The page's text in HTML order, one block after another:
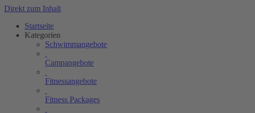
Direkt zum Inhalt
Startseite
Kategorien
Schwimmangebote
Campangebote
Fitnessangebote
Fitness Packages